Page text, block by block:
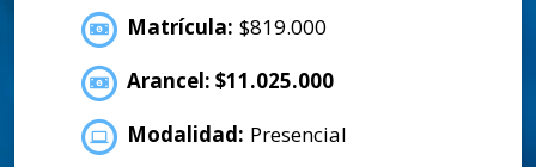
Matrícula: $819.000
Arancel: $11.025.000
Modalidad: Presencial